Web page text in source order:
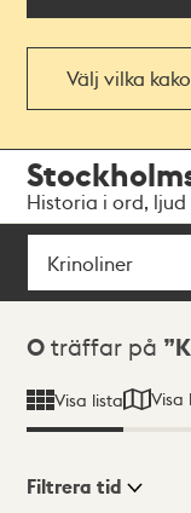
Välj vilka
navigationen
huvudinnehållet
Historia i ord, ljud
Sök
Sökresultat
0 träffar på
Visa lista Visa
Filtrera tid